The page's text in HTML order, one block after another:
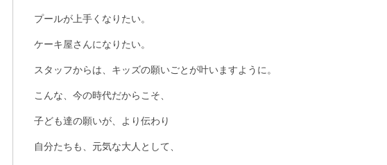
プールが上手くなりたい。
ケーキ屋さんになりたい。
スタッフからは、キッズの願いごとが叶いますように。
こんな、今の時代だからこそ、
子ども達の願いが、より伝わり
自分たちも、元気な大人として、